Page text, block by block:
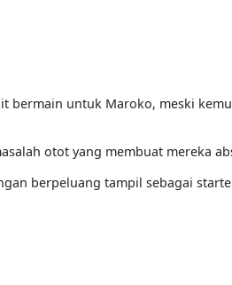
bermain untuk Maroko, meski
otot yang membuat mereka
berpeluang tampil sebagai